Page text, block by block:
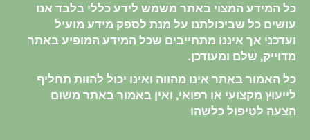
כל המידע המצוי באתר משמש לידע כללי בלבד אנו
עושים כל שביכולתנו על מנת לספק מידע מועיל
ועדכני אך איננו מתחייבים שכל המידע המופיע באתר
מדוייק, שלם ומעודכן.
כל האמור באתר אינו מהווה ואינו יכול להוות תחליף
לייעוץ מקצועי או רפואי, ואין באמור באתר משום
הצעה לטיפול כלשהו